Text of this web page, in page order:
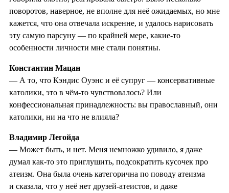
поворотов, наверное, не вполне для неё ожидаемых, но мне
кажется, что она отвечала искренне, и удалось нарисовать
эту самую парсуну — по крайней мере, какие-то
особенности личности мне стали понятны.
Константин Мацан
— А то, что Кэндис Оуэнс и её супруг — консервативные
католики, это в чём-то чувствовалось? Или
конфессиональная принадлежность: вы православный, они
католики, ни на что не влияла?
Владимир Легойда
— Может быть, и нет. Меня немножко удивило, я даже
думал как-то это приглушить, подсократить кусочек про
атеизм. Она была очень категорична по поводу атеизма
и сказала, что у неё нет друзей-атеистов, и даже